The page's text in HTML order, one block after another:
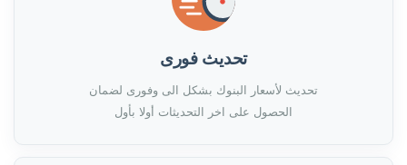
تحديث فورى
تحديث لأسعار البنوك بشكل الى وفورى لضمان
الحصول على اخر التحديثات أولا بأول